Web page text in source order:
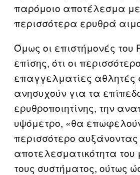
παρόμοιο αποτέλεσμα με
περισσότερα ερυθρά
Όμως οι επιστήμονές του
επίσης, ότι οι
επαγγελματίες αθλητές
ανησυχούν για τα
ερυθροποιητίνης, την
υψόμετρο, «θα
περισσότερο αυξάνοντας
αποτελεσματικότητα του
τους συστήματος, ούτως